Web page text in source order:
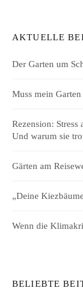
AKTUELLE
Der Garten um
Muss mein
Rezension:
Und warum sie
Gärten am
„Deine
Wenn die
BELIEBTE